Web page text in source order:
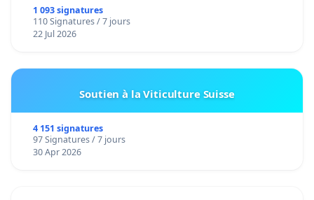
1 093 signatures
110 Signatures / 7 jours
22 Jul 2026
Soutien à la Viticulture Suisse
4 151 signatures
97 Signatures / 7 jours
30 Apr 2026